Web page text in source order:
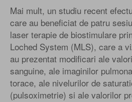
Mai mult, un studiu recent
care au beneficiat de patru
laser terapie de biostimulare
Loched System (MLS), care a
au prezentat modificari ale
sanguine, ale imaginilor
torace, ale nivelurilor de
(pulsoximetrie) si ale valorilor